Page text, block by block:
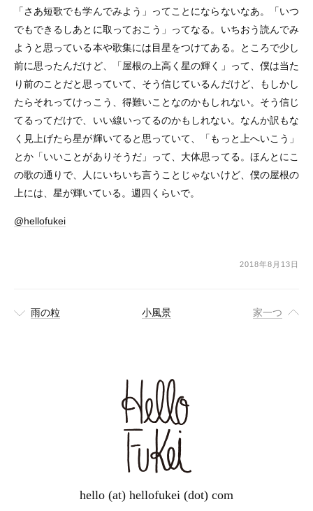
「さあ短歌でも学んでみよう」ってことにならないなあ。「いつ
でもできるしあとに取っておこう」ってなる。いちおう読んでみ
ようと思っている本や歌集には目星をつけてある。ところで少し
前に思ったんだけど、「屋根の上高く星の輝く」って、僕は当た
り前のことだと思っていて、そう信じているんだけど、もしかし
たらそれってけっこう、得難いことなのかもしれない。そう信じ
てるってだけで、いい線いってるのかもしれない。なんか訳もな
く見上げたら星が輝いてると思っていて、「もっと上へいこう」
とか「いいことがありそうだ」って、大体思ってる。ほんとにこ
の歌の通りで、人にいちいち言うことじゃないけど、僕の屋根の
上には、星が輝いている。週四くらいで。
@hellofukei
2018年8月13日
雨の粒 小風景 家一つ
hello (at) hellofukei (dot) com